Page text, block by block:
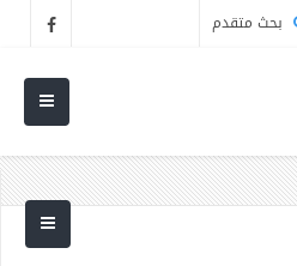
بحث متقدم